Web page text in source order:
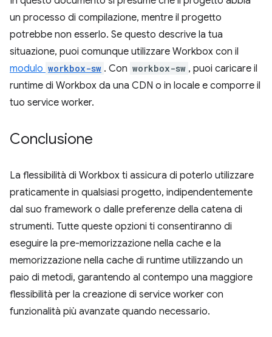
un processo di compilazione, mentre il progetto
potrebbe non esserlo. Se questo descrive la tua
situazione, puoi comunque utilizzare Workbox con il
modulo workbox-sw . Con workbox-sw , puoi caricare il
runtime di Workbox da una CDN o in locale e comporre il
tuo service worker.
Conclusione
La flessibilità di Workbox ti assicura di poterlo utilizzare
praticamente in qualsiasi progetto, indipendentemente
dal suo framework o dalle preferenze della catena di
strumenti. Tutte queste opzioni ti consentiranno di
eseguire la pre-memorizzazione nella cache e la
memorizzazione nella cache di runtime utilizzando un
paio di metodi, garantendo al contempo una maggiore
flessibilità per la creazione di service worker con
funzionalità più avanzate quando necessario.